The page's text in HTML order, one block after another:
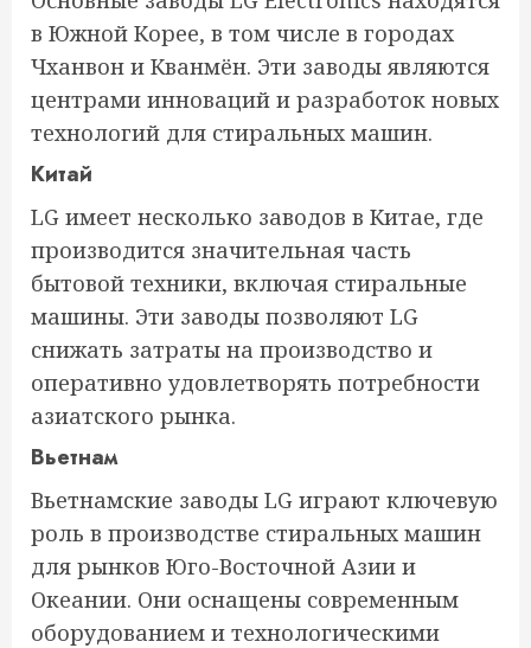
в Южной Корее, в том числе в городах
Чханвон и Кванмён. Эти заводы являются
центрами инноваций и разработок новых
технологий для стиральных машин.
Китай
LG имеет несколько заводов в Китае, где
производится значительная часть
бытовой техники, включая стиральные
машины. Эти заводы позволяют LG
снижать затраты на производство и
оперативно удовлетворять потребности
азиатского рынка.
Вьетнам
Вьетнамские заводы LG играют ключевую
роль в производстве стиральных машин
для рынков Юго-Восточной Азии и
Океании. Они оснащены современным
оборудованием и технологическими